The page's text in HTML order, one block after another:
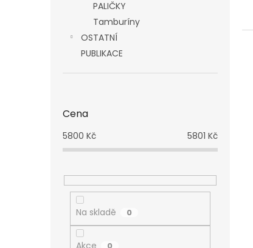
PALIČKY
Tamburíny
OSTATNÍ
PUBLIKACE
Cena
5800 Kč 5801 Kč
Na skladě 0